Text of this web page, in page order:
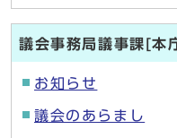
議会事務局議事課[本
お知らせ
議会のあらまし